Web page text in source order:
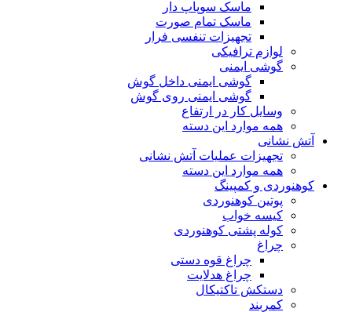
ماسک سوپاپ دار
ماسک تمام صورت
تجهیزات تنفسی فرار
لوازم ترافیکی
گوشی ایمنی
گوشی ایمنی داخل گوش
گوشی ایمنی روی گوش
وسایل کار در ارتفاع
همه موارد این دسته
آتش نشانی
تجهیزات عملیات آتش نشانی
همه موارد این دسته
کوهنوردی و کمپینگ
پوتین کوهنوردی
کیسه خواب
کوله پشتی کوهنوردی
چراغ
چراغ قوه دستی
چراغ هدلایت
دستکش تاکتیکال
کمربند